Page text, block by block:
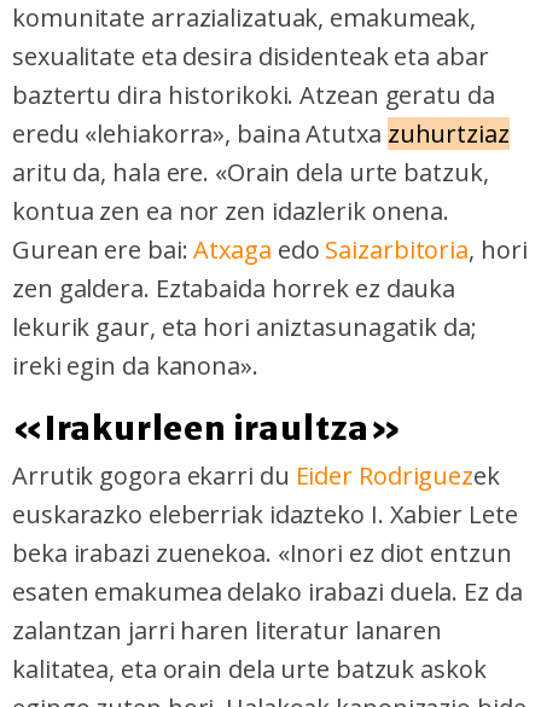
komunitate arrazializatuak, emakumeak,
sexualitate eta desira disidenteak eta abar
baztertu dira historikoki. Atzean geratu da
eredu «lehiakorra», baina Atutxa zuhurtziaz
aritu da, hala ere. «Orain dela urte batzuk,
kontua zen ea nor zen idazlerik onena.
Gurean ere bai:Atxaga edo Saizarbitoria, hori
zen galdera. Eztabaida horrek ez dauka
lekurik gaur, eta hori aniztasunagatik da;
ireki egin da kanona».
«Irakurleen iraultza»
Arrutik gogora ekarri du Eider Rodriguezek
euskarazko eleberriak idazteko I. Xabier Lete
beka irabazi zuenekoa. «Inori ez diot entzun
esaten emakumea delako irabazi duela. Ez da
zalantzan jarri haren literatur lanaren
kalitatea, eta orain dela urte batzuk askok